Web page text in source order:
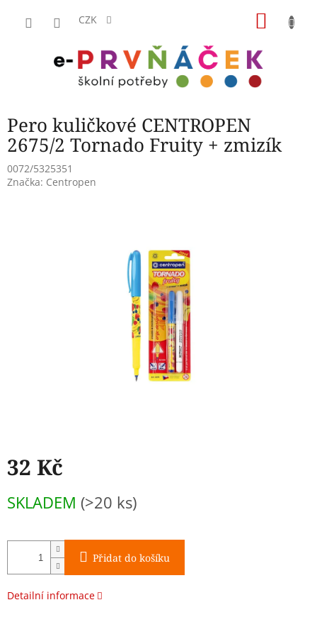
CZK
Pero kuličkové CENTROPEN
2675/2 Tornado Fruity + zmizík
0072/5325351
Značka: Centropen
32 Kč
cena:
SKLADEM (>20 ks)
Přidat do košíku
Detailní informace